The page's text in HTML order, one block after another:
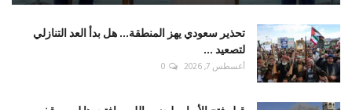
تحذير سعودي يهز المنطقة... هل بدأ العد التنازلي
لتصعيد ...
أغسطس 7, 2026 0